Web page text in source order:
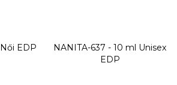
Női EDP NANITA-637 - 10 ml Unisex
EDP